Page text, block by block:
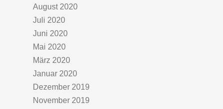
August 2020
Juli 2020
Juni 2020
Mai 2020
März 2020
Januar 2020
Dezember 2019
November 2019